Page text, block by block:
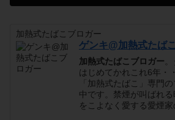
加熱式たばこブロガー
ゲンキ@加熱式たば
加熱式たばこブロガー
はじめてかれこれ6年・
「加熱式たばこ」専門
中です。禁煙が叫ばれ
をこよなく愛する愛煙家